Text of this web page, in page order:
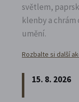
světlem,
klenby a chrám
umění.
Rozbalte si další
15. 8. 2026